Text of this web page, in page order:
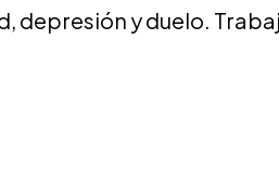
depresión y duelo.